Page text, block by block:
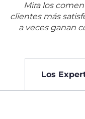
Mira los
clientes más
a veces ganan
Los